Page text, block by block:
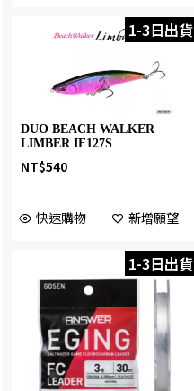
1-3日出貨
DUO BEACH WALKER
LIMBER IF127S
NT$540
快速購物 新增願望
1-3日出貨